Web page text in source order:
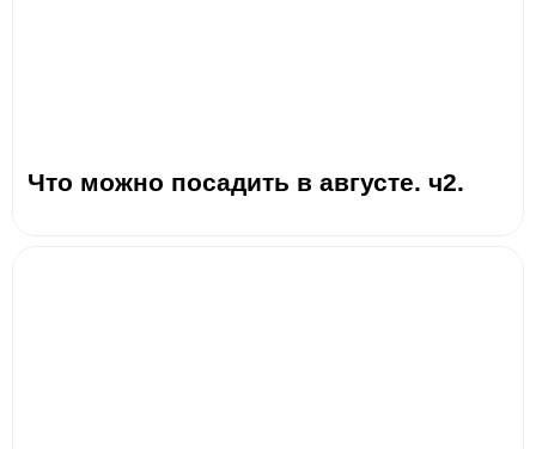
Что можно посадить в августе. ч2.